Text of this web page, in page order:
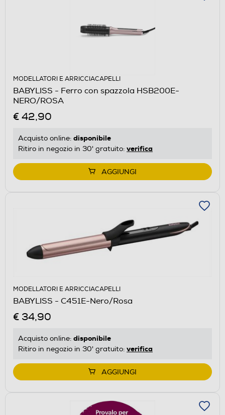
MODELLATORI E ARRICCIACAPELLI
BABYLISS - Ferro con spazzola HSB200E-
NERO/ROSA
€ 42,90
Acquisto online: disponibile
Ritiro in negozio in 30' gratuito: verifica
AGGIUNGI
MODELLATORI E ARRICCIACAPELLI
BABYLISS - C451E-Nero/Rosa
€ 34,90
Acquisto online: disponibile
Ritiro in negozio in 30' gratuito: verifica
AGGIUNGI